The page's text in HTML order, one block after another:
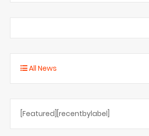
All News
[Featured][recentbylabel]